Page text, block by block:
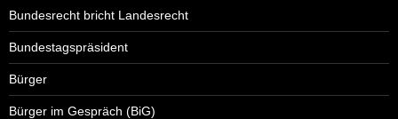
Bundesrecht bricht Landesrecht
Bundestagspräsident
Bürger
Bürger im Gespräch (BiG)